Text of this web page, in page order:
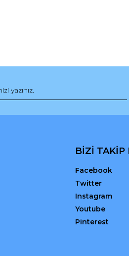
BİZİ TAKİP
Facebook
Twitter
Instagram
Youtube
Pinterest